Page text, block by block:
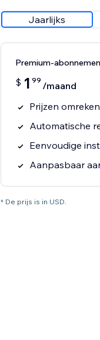
Jaarlijks
Premium-
$ 1 99 /maand
Prijzen
Automatische
Eenvoudige
Aanpasbaar
* De prijs is in USD.